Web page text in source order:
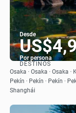
Desde
Por persona
DESTINOS
Osaka · Osaka · Osaka ·
Pekín · Pekín · Pekín ·
Shanghái